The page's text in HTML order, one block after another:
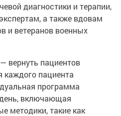
диагностики и терапии,
а также вдовам
и ветеранов военных
вернуть пациентов
каждого пациента
программа
включающая
методики, такие как